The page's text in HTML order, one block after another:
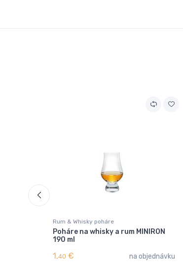
Rum & Whisky poháre
Poháre na whisky a rum MINIRON
190 ml
1,40 € na objednávku